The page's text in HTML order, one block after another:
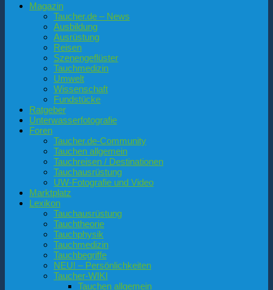
Magazin
Taucher.de – News
Ausbildung
Ausrüstung
Reisen
Szenengeflüster
Tauchmedizin
Umwelt
Wissenschaft
Fundstücke
Ratgeber
Unterwasserfotografie
Foren
Taucher.de-Community
Tauchen allgemein
Tauchreisen / Destinationen
Tauchausrüstung
UW-Fotografie und Video
Marktplatz
Lexikon
Tauchausrüstung
Tauchtheorie
Tauchphysik
Tauchmedizin
Tauchbegriffe
NEU! – Persönlichkeiten
Taucher-WIKI
Tauchen allgemein